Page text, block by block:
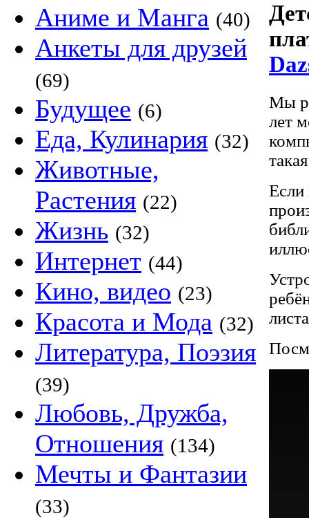
Аниме и Манга (40)
Анкеты для друзей
(69)
Будущее (6)
Еда, Кулинария (32)
Животные,
Растения (22)
Жизнь (32)
Интернет (44)
Кино, видео (23)
Красота и Мода (32)
Литература, Поэзия
(39)
Любовь, Дружба,
Отношения (134)
Мечты и Фантазии
(33)
Мы
лет
Если